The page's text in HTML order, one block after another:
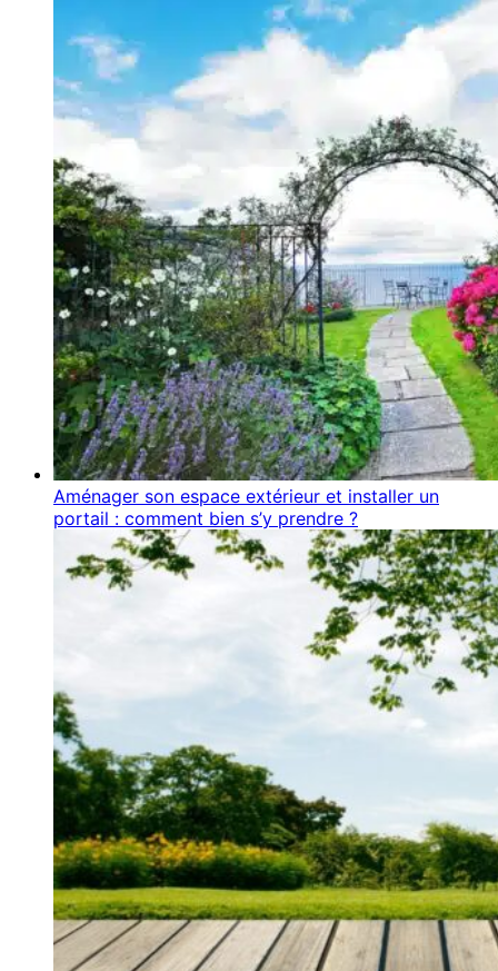
Aménager son espace extérieur et installer un
portail : comment bien s’y prendre ?